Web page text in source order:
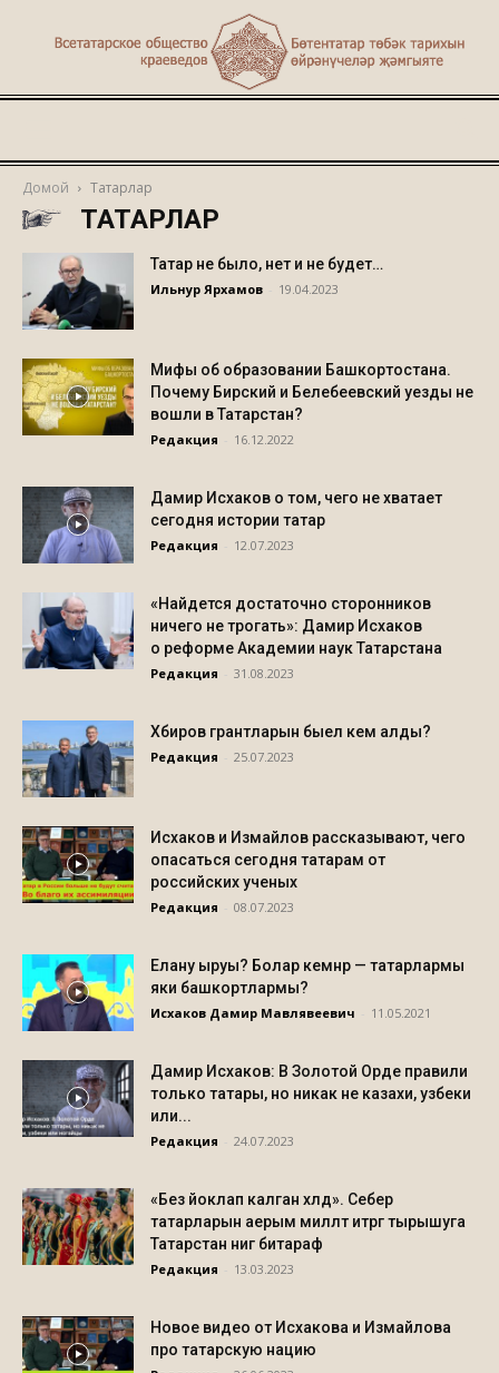
Домой Татарлар
ТАТАРЛАР
Татар не было, нет и не будет…
Ильнур Ярхамов 19.04.2023
Мифы об образовании Башкортостана.
Почему Бирский и Белебеевский уезды не
вошли в Татарстан?
Редакция 16.12.2022
Дамир Исхаков о том, чего не хватает
сегодня истории татар
Редакция 12.07.2023
«Найдется достаточно сторонников
ничего не трогать»: Дамир Исхаков
о реформе Академии наук Татарстана
Редакция 31.08.2023
Хәбиров грантларын быел кем алды?
Редакция 25.07.2023
Исхаков и Измайлов рассказывают, чего
опасаться сегодня татарам от
российских ученых
Редакция 08.07.2023
Елану ыруы? Болар кемнәр — татарлармы
яки башкортлармы?
Исхаков Дамир Мавлявеевич 11.05.2021
Дамир Исхаков: В Золотой Орде правили
только татары, но никак не казахи, узбеки
или...
Редакция 24.07.2023
«Без йоклап калган хәлдә». Себер
татарларын аерым милләт итәргә тырышуга
Татарстан нигә битараф
Редакция 13.03.2023
Новое видео от Исхакова и Измайлова
про татарскую нацию